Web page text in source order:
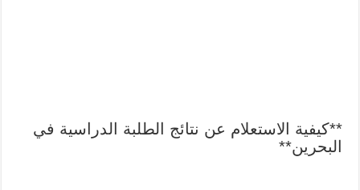
**كيفية الاستعلام عن نتائج الطلبة الدراسية في
البحرين**